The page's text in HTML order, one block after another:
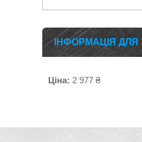
ІНФОРМАЦІЯ
Ціна: 2 977 ₴